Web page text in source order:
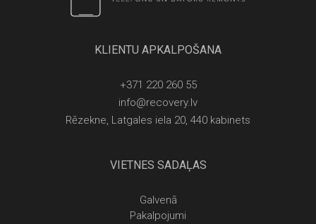
KLIENTU APKALPOŠANA
+371 220 260 55
info@recovery.lv
Rēzekne, Latgales iela 20, 440 kabinets
VIETNES SADAĻAS
Galvenā
Pakalpojumi